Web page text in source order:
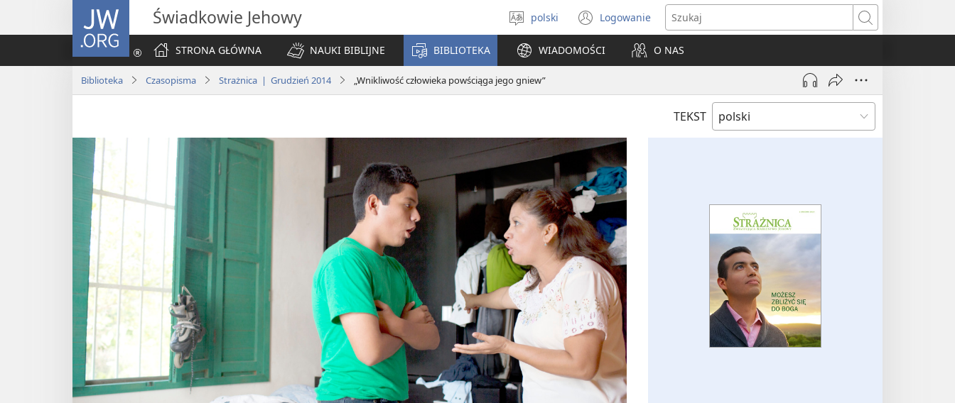
JW.ORG Świadkowie Jehowy
Wybór
języka
polski Logowanie
(opens
new
window)
Szukaj
STRONA GŁÓWNA
NAUKI BIBLIJNE BIBLIOTEKA WIADOMOŚCI O NAS
Biblioteka Czasopisma Strażnica | Grudzień 2014 „Wnikliwość człowieka powściąga jego gniew”
TEKST